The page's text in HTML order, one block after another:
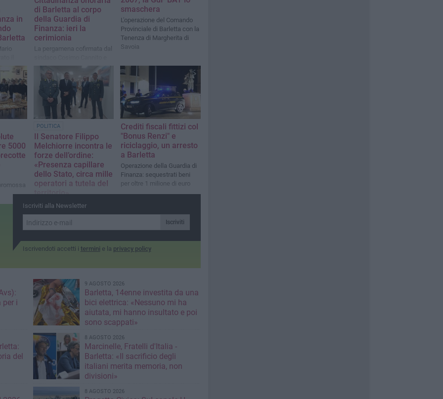
in
di Barletta al corpo
della Guardia di
Finanza: ieri la
cerimionia
La pergamena cofirmata dal
dal presidente del consiglio
comunale Marcello Lanotte
è stata consegnata al
Colonnello Andrea Di Cagno
smaschera
L'operazione del Comando
Provinciale di Barletta con la
Tenenza di Margherita di
Savoia
5000
POLITICA
Il Senatore Filippo
Melchiorre incontra le
forze dell’ordine:
«Presenza capillare
dello Stato, circa mille
operatori a tutela del
territorio»
Un passaggio anche nella
sede della Guardia di
Finanza a Barletta
Crediti fiscali fittizi col
"Bonus Renzi" e
riciclaggio, un arresto
a Barletta
Operazione della Guardia di
Finanza: sequestrati beni
per oltre 1 milione di euro
Iscriviti alla Newsletter
Iscriviti
Iscrivendoti accetti i termini e la privacy policy
per i
9 AGOSTO 2026
Barletta, 14enne investita da una
bici elettrica: «Nessuno mi ha
aiutata, mi hanno insultato e poi
sono scappati»
del
8 AGOSTO 2026
Marcinelle, Fratelli d'Italia -
Barletta: «Il sacrificio degli
italiani merita memoria, non
divisioni»
8 AGOSTO 2026